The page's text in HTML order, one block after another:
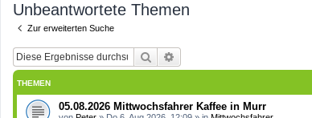
Unbeantwortete Themen
Zur erweiterten Suche
Suche
THEMEN
05.08.2026 Mittwochsfahrer Kaffee in Murr